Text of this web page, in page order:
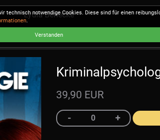
Lydia Benecke
39,90 EUR
technisch notwendige Cookies. Diese sind für einen
.
Verstanden